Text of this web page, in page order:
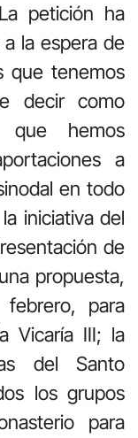
petición ha
la espera de
que tenemos
decir como
que hemos
a
en todo
iniciativa del
de
propuesta,
para
Vicaría III; la
del Santo
los grupos
para